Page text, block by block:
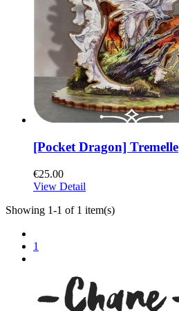
[Pocket Dragon] Tremelle
€25.00
View Detail
Showing 1-1 of 1 item(s)
1